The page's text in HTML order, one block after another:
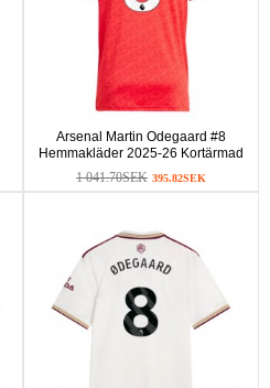
Arsenal Martin Odegaard #8
Hemmakläder 2025-26 Kortärmad
1 041.70SEK 395.82SEK